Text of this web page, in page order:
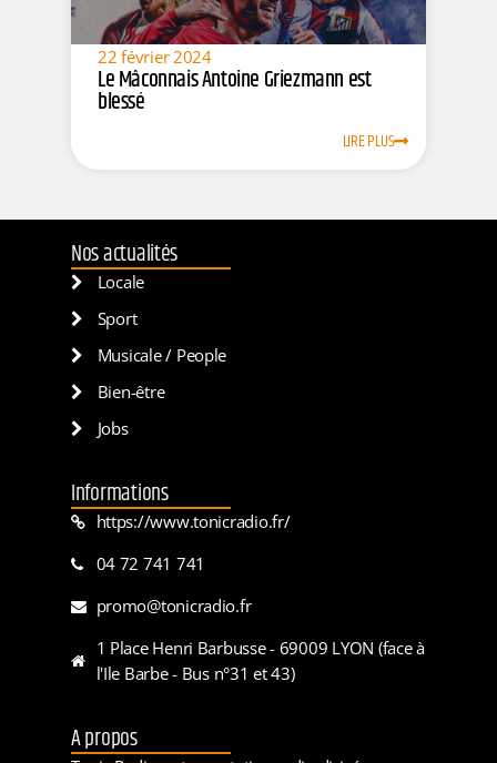
22 février 2024
Le Mâconnais Antoine Griezmann est
blessé
LIRE PLUS
Nos actualités
Locale
Sport
Musicale / People
Bien-être
Jobs
Informations
https://www.tonicradio.fr/
04 72 741 741
promo@tonicradio.fr
1 Place Henri Barbusse - 69009 LYON (face à
l'Ile Barbe - Bus n°31 et 43)
A propos